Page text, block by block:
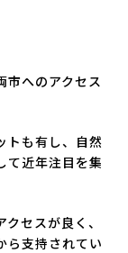
市へのアクセス
トも有し、自然
て近年注目を集
セスが良く、
ら支持されてい